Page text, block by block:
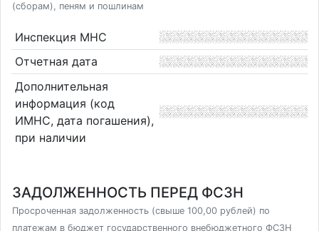
(сборам), пеням и пошлинам
Инспекция МНС
Отчетная дата
Дополнительная
информация (код
ИМНС, дата погашения),
при наличии
ЗАДОЛЖЕННОСТЬ ПЕРЕД ФСЗН
Просроченная задолженность (свыше 100,00 рублей) по
платежам в бюджет государственного внебюджетного ФСЗН